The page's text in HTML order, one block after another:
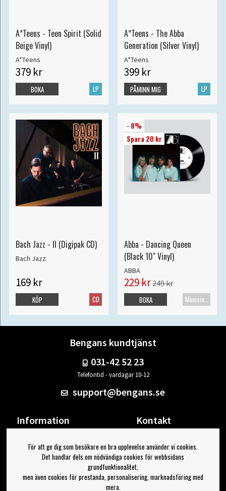
A*Teens - Teen Spirit (Solid
Beige Vinyl)
A*Teens
379 kr
LP
BOKA
A*Teens - The Abba
Generation (Silver Vinyl)
A*Teens
399 kr
LP
PÅMINN MIG
Bach Jazz - II (Digipak CD)
Bach Jazz
169 kr
CD
KÖP
- 8%
Spara 20 kr
Abba - Dancing Queen
(Black 10" Vinyl)
ABBA
229 kr249 kr
Maxisingel
BOKA
Bengans kundtjänst
031-42 52 23
Telefontid - vardagar 10-12
support@bengans.se
Information
Om Bengans
FAQ / Köp- & Leveransvillkor
Kontakt
Din sida
Logga ut
Jag vill ha tips från Bengans
För att ge dig som besökare en bra upplevelse använder vi cookies.
Det handlar dels om nödvändiga cookies för webbsidans
grundfunktionalitet,
men även cookies för prestanda, personalisering, marknadsföring med
mera.